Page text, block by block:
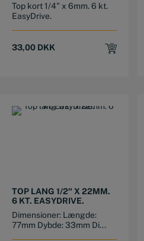
Top kort 1/4" x 6mm. 6 kt.
EasyDrive.
33,00 DKK
TOP LANG 1/2″ X 22MM.
6 KT. EASYDRIVE.
Dimensioner: Længde:
77mm Dybde: 33mm Di...